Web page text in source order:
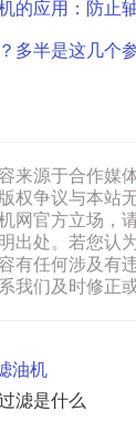
的应用：防止
多半是这几个
来源于合作媒
权争议与本站
网官方立场，
出处。若您认
有任何涉及有
我们及时修正或
油机
滤是什么